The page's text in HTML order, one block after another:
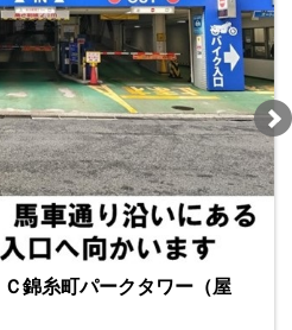
錦糸町パークタワー（屋